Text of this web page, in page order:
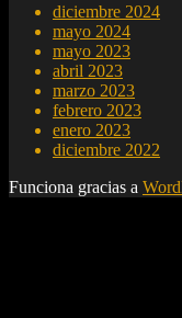
diciembre 2024
mayo 2024
mayo 2023
abril 2023
marzo 2023
febrero 2023
enero 2023
diciembre 2022
Funciona gracias a